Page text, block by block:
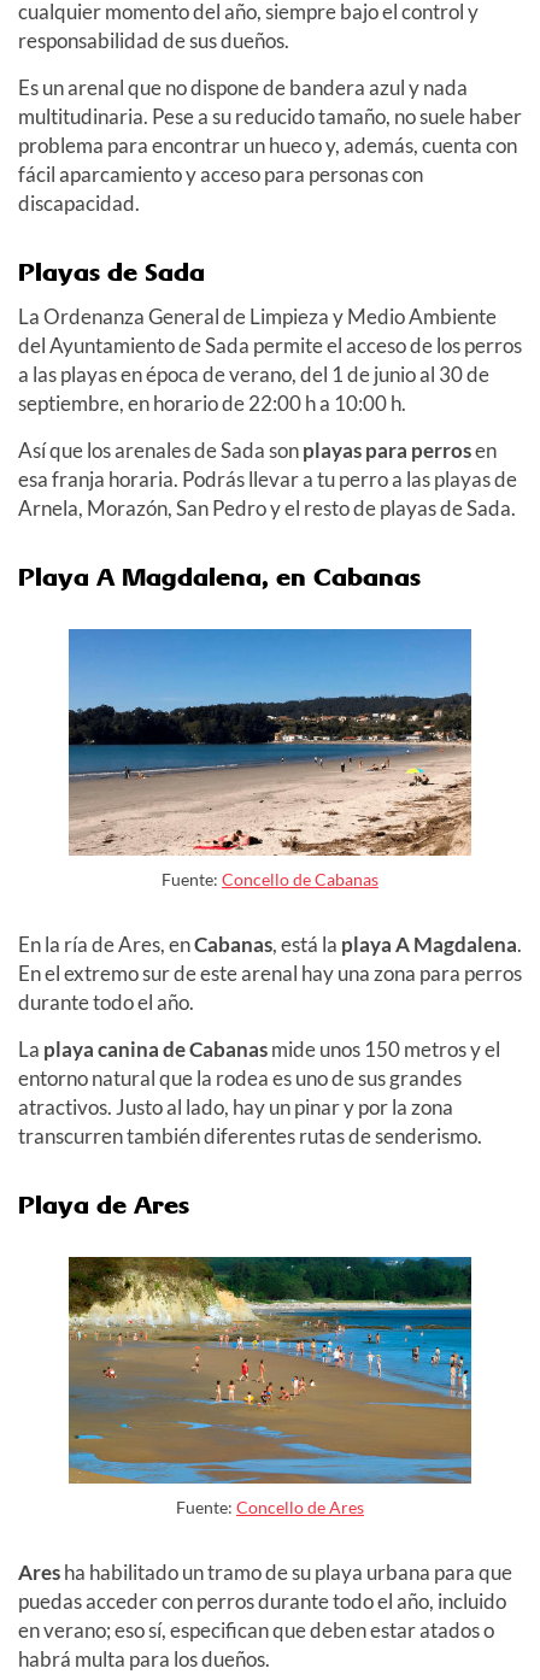
cualquier momento del año, siempre bajo el control y
responsabilidad de sus dueños.
Es un arenal que no dispone de bandera azul y nada
multitudinaria. Pese a su reducido tamaño, no suele haber
problema para encontrar un hueco y, además, cuenta con
fácil aparcamiento y acceso para personas con
discapacidad.
Playas de Sada
La Ordenanza General de Limpieza y Medio Ambiente
del Ayuntamiento de Sada permite el acceso de los perros
a las playas en época de verano, del 1 de junio al 30 de
septiembre, en horario de 22:00 h a 10:00 h.
Así que los arenales de Sada sonplayas para perrosen
esa franja horaria. Podrás llevar a tu perro a las playas de
Arnela, Morazón, San Pedro y el resto de playas de Sada.
Playa A Magdalena, en Cabanas
Fuente: Concello de Cabanas
En la ría de Ares, enCabanas, está la playa A Magdalena.
En el extremo sur de este arenal hay una zona para perros
durante todo el año.
La playa canina de Cabanasmide unos 150 metros y el
entorno natural que la rodea es uno de sus grandes
atractivos. Justo al lado, hay un pinar y por la zona
transcurren también diferentes rutas de senderismo.
Playa de Ares
Fuente: Concello de Ares
Aresha habilitado un tramo de su playa urbana para que
puedas acceder con perros durante todo el año, incluido
en verano; eso sí, especifican que deben estar atados o
habrá multa para los dueños.